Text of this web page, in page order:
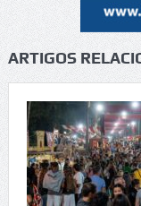
ARTIGOS